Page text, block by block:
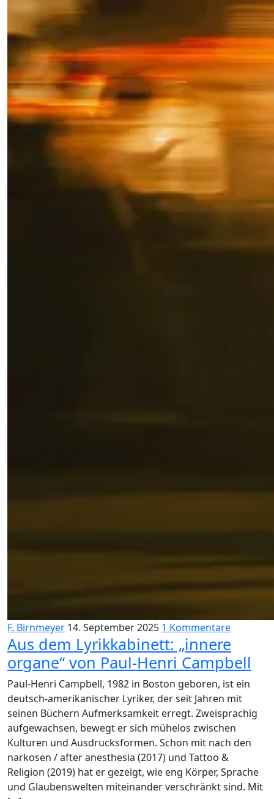
F. Birnmeyer 14. September 2025 1 Kommentare
Aus dem Lyrikkabinett: „innere
organe“ von Paul-Henri Campbell
Paul-Henri Campbell, 1982 in Boston geboren, ist ein
deutsch-amerikanischer Lyriker, der seit Jahren mit
seinen Büchern Aufmerksamkeit erregt. Zweisprachig
aufgewachsen, bewegt er sich mühelos zwischen
Kulturen und Ausdrucksformen. Schon mit nach den
narkosen / after anesthesia (2017) und Tattoo &
Religion (2019) hat er gezeigt, wie eng Körper, Sprache
und Glaubenswelten miteinander verschränkt sind. Mit